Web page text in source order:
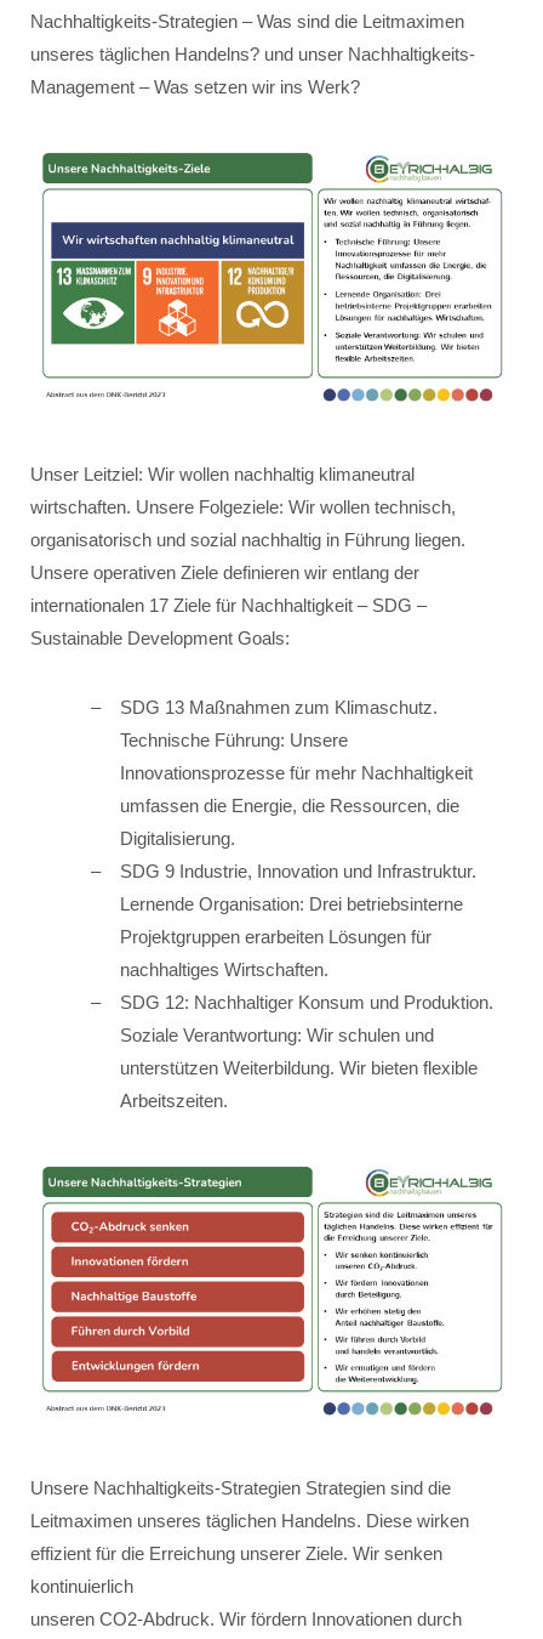
Nachhaltigkeits-Strategien – Was sind die Leitmaximen
unseres täglichen Handelns? und unser Nachhaltigkeits-
Management – Was setzen wir ins Werk?
Unser Leitziel: Wir wollen nachhaltig klimaneutral
wirtschaften. Unsere Folgeziele: Wir wollen technisch,
organisatorisch und sozial nachhaltig in Führung liegen.
Unsere operativen Ziele definieren wir entlang der
internationalen 17 Ziele für Nachhaltigkeit – SDG –
Sustainable Development Goals:
SDG 13 Maßnahmen zum Klimaschutz.
Technische Führung: Unsere
Innovationsprozesse für mehr Nachhaltigkeit
umfassen die Energie, die Ressourcen, die
Digitalisierung.
SDG 9 Industrie, Innovation und Infrastruktur.
Lernende Organisation: Drei betriebsinterne
Projektgruppen erarbeiten Lösungen für
nachhaltiges Wirtschaften.
SDG 12: Nachhaltiger Konsum und Produktion.
Soziale Verantwortung: Wir schulen und
unterstützen Weiterbildung. Wir bieten flexible
Arbeitszeiten.
Unsere Nachhaltigkeits-Strategien Strategien sind die
Leitmaximen unseres täglichen Handelns. Diese wirken
effizient für die Erreichung unserer Ziele. Wir senken
kontinuierlich
unseren CO2-Abdruck. Wir fördern Innovationen durch